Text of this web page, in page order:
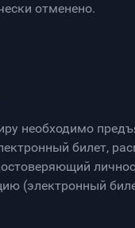
отменено.
необходимо
билет,
(электронный